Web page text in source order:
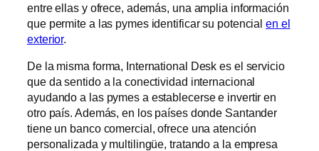
entre ellas y ofrece, además, una amplia información
que permite a las pymes identificar su potencialen el
exterior.
De la misma forma, International Desk es el servicio
que da sentido a la conectividad internacional
ayudando a las pymes a establecerse e invertir en
otro país. Además, en los países donde Santander
tiene un banco comercial, ofrece una atención
personalizada y multilingüe, tratando a la empresa